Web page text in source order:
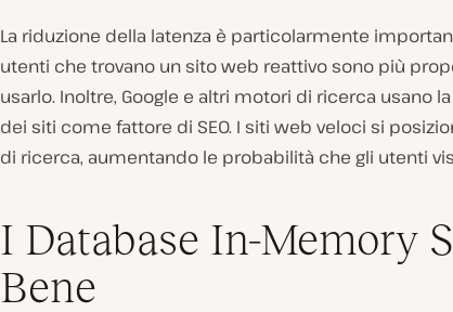
La riduzione della latenza è particolarmente
utenti che trovano un sito web reattivo sono più
usarlo. Inoltre, Google e altri motori di ricerca usano
dei siti come fattore di SEO. I siti web veloci si
di ricerca, aumentando le probabilità che gli utenti
I Database In-Memory
Bene